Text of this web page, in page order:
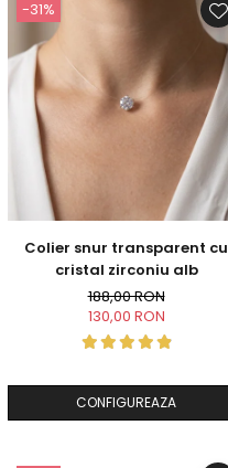
-31%
Colier snur transparent cu
cristal zirconiu alb
188,00 RON
130,00 RON
CONFIGUREAZA